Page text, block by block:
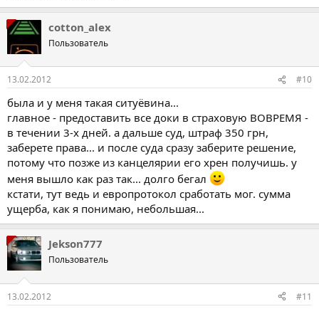
cotton_alex
Пользователь
13.02.2012 #10
была и у меня такая ситуёвина...
главное - предоставить все доки в страховую ВОВРЕМЯ -
в течении 3-х дней. а дальше суд, штраф 350 грн,
заберете права... и после суда сразу заберите решение,
потому что позже из канцелярии его хрен получишь. у
меня вышло как раз так... долго бегал
кстати, тут ведь и европротокол сработать мог. сумма
ущерба, как я понимаю, небольшая...
Jekson777
Пользователь
13.02.2012 #11